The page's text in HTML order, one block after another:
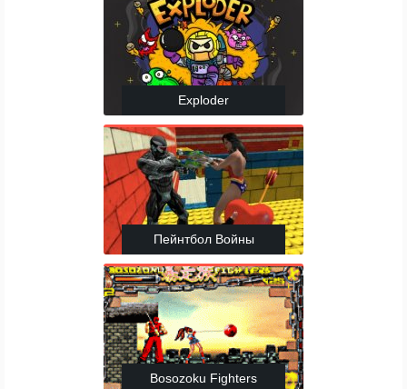
Exploder
Пейнтбол Войны
Bosozoku Fighters